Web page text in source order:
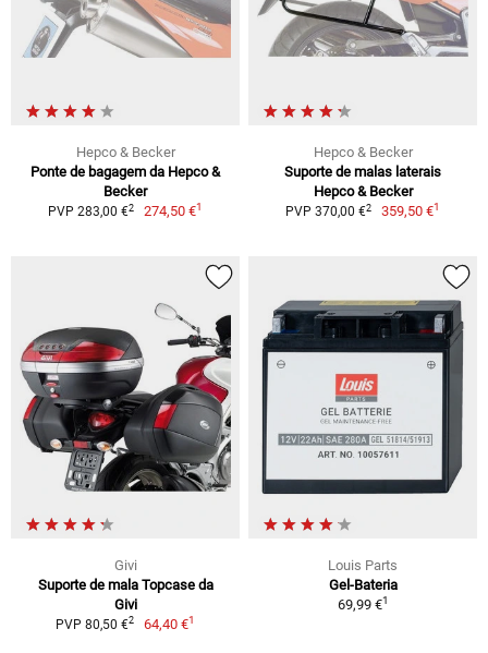
Hepco & Becker
Ponte de bagagem da Hepco &
Becker
PVP 283,00 €2 274,50 €1
Hepco & Becker
Suporte de malas laterais
Hepco & Becker
PVP 370,00 €2 359,50 €1
Givi
Suporte de mala Topcase da
Givi
PVP 80,50 €2 64,40 €1
Louis Parts
Gel-Bateria
69,99 €1